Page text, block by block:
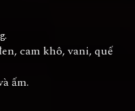
cam khô, vani, quế
ấm.